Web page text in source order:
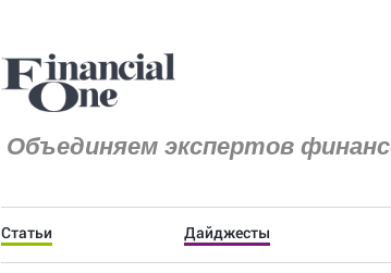
Объединяем экспертов
Статьи Дайджесты